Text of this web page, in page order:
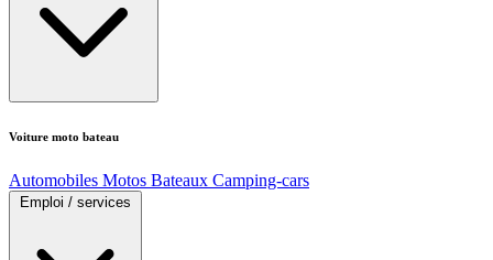
Voiture moto bateau
Automobiles Motos Bateaux Camping-cars
Emploi / services